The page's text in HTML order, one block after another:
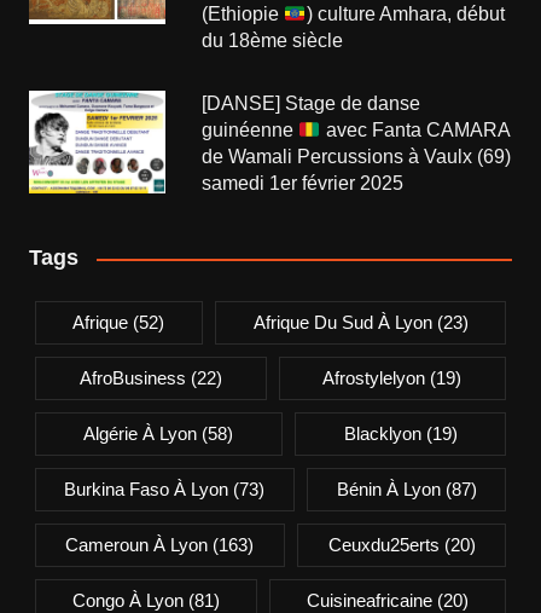
(Ethiopie
) culture Amhara, début
du 18ème siècle
[DANSE] Stage de danse
guinéenne
avec Fanta CAMARA
de Wamali Percussions à Vaulx (69)
samedi 1er février 2025
Tags
Afrique (52) Afrique Du Sud À Lyon(23)
AfroBusiness (22) Afrostylelyon (19)
Algérie À Lyon (58) Blacklyon(19)
Burkina Faso À Lyon (73) Bénin À Lyon(87)
Cameroun À Lyon (163) Ceuxdu25erts (20)
Congo À Lyon(81) Cuisineafricaine (20)